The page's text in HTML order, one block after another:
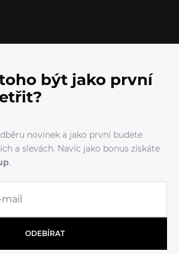
být jako první
novinek a jako první budete
a slevách. Navíc jako bonus získáte
.
ODEBÍRAT